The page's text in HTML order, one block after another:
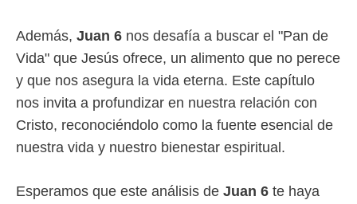
Además, Juan 6 nos desafía a buscar el "Pan de
Vida" que Jesús ofrece, un alimento que no perece
y que nos asegura la vida eterna. Este capítulo
nos invita a profundizar en nuestra relación con
Cristo, reconociéndolo como la fuente esencial de
nuestra vida y nuestro bienestar espiritual.
Esperamos que este análisis de Juan 6 te haya